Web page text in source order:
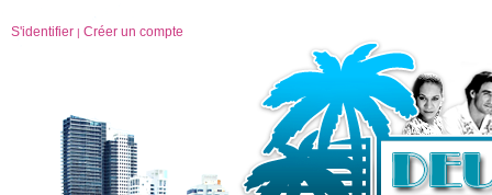
S'identifier | Créer un compte